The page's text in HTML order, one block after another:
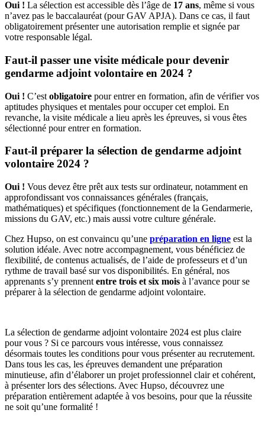
Oui ! La sélection est accessible dès l’âge de 17 ans, même si vous
n’avez pas le baccalauréat (pour GAV APJA). Dans ce cas, il faut
obligatoirement présenter une autorisation remplie et signée par
votre responsable légal.
Faut-il passer une visite médicale pour devenir
gendarme adjoint volontaire en 2024 ?
Oui ! C’est obligatoire pour entrer en formation, afin de vérifier vos
aptitudes physiques et mentales pour occuper cet emploi. En
revanche, la visite médicale a lieu après les épreuves, si vous êtes
sélectionné pour entrer en formation.
Faut-il préparer la sélection de gendarme adjoint
volontaire 2024 ?
Oui ! Vous devez être prêt aux tests sur ordinateur, notamment en
approfondissant vos connaissances générales (français,
mathématiques) et spécifiques (fonctionnement de la Gendarmerie,
missions du GAV, etc.) mais aussi votre culture générale.
Chez Hupso, on est convaincu qu’une préparation en ligne est la
solution idéale. Avec notre accompagnement, vous bénéficiez de
flexibilité, de contenus actualisés, de l’aide de professeurs et d’un
rythme de travail basé sur vos disponibilités. En général, nos
apprenants s’y prennent entre trois et six mois à l’avance pour se
préparer à la sélection de gendarme adjoint volontaire.
La sélection de gendarme adjoint volontaire 2024 est plus claire
pour vous ? Si ce parcours vous intéresse, vous connaissez
désormais toutes les conditions pour vous présenter au recrutement.
Dans tous les cas, les épreuves demandent une préparation
minutieuse, afin d’élaborer un projet professionnel clair et cohérent,
à présenter lors des sélections. Avec Hupso, découvrez une
préparation entièrement adaptée à vos besoins, pour que la réussite
ne soit qu’une formalité !